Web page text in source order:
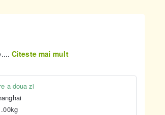
Citeste mai mult
a doua zi